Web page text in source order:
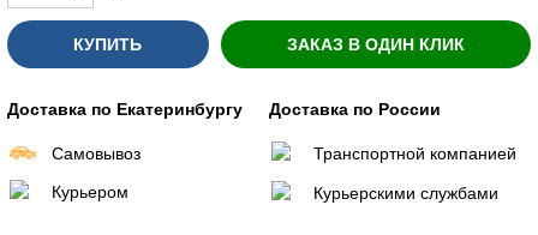
КУПИТЬ ЗАКАЗ В ОДИН КЛИК
Доставка по Екатеринбургу
Самовывоз
Курьером
Доставка по России
Транспортной компанией
Курьерскими службами